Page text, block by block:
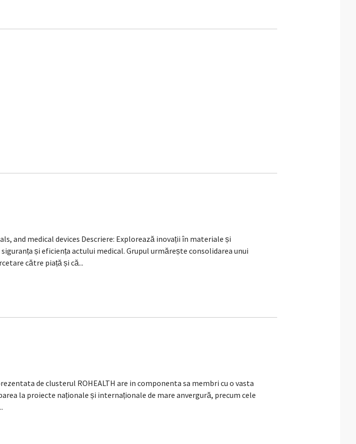
and medical devices Descriere: Explorează inovații în materiale și
și eficiența actului medical. Grupul urmărește consolidarea unui
către piață și că...
de clusterul ROHEALTH are in componenta sa membri cu o vasta
la proiecte naționale și internaționale de mare anvergură, precum cele